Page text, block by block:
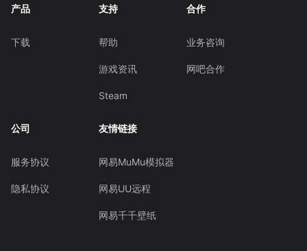
产品
下载
支持
帮助
游戏资讯
Steam
合作
业务咨询
网吧合作
公司
服务协议
隐私协议
友情链接
网易MuMu模拟器
网易UU远程
网易千千壁纸